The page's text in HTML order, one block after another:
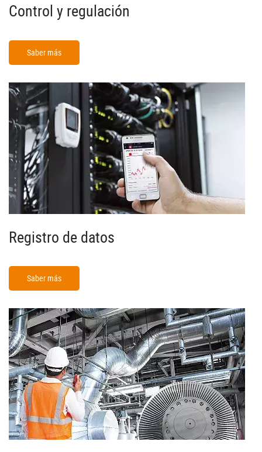
Control y regulación
Saber más
Registro de datos
Saber más